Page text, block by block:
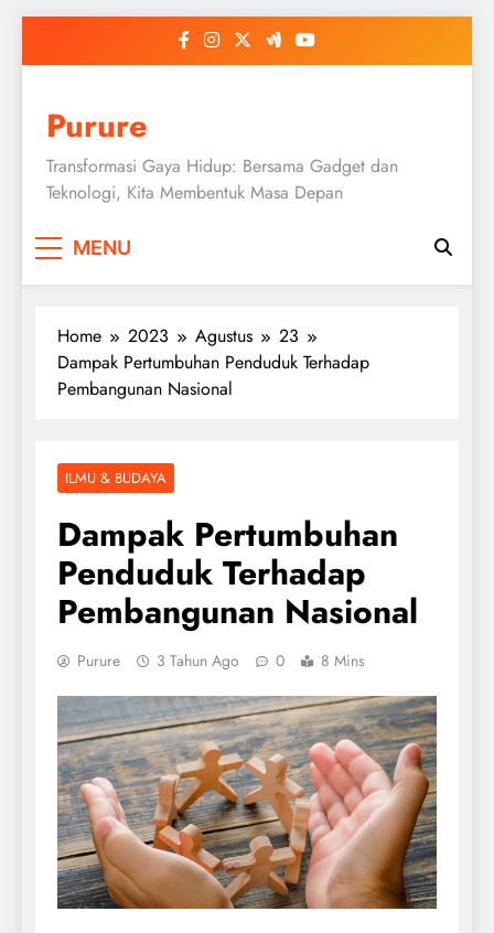
Purure
Transformasi Gaya Hidup: Bersama Gadget dan
Teknologi, Kita Membentuk Masa Depan
MENU
Home 2023 Agustus
23
Dampak Pertumbuhan Penduduk Terhadap
Pembangunan Nasional
ILMU & BUDAYA
Dampak Pertumbuhan
Penduduk Terhadap
Pembangunan Nasional
Purure 3 Tahun Ago 0 8 Mins